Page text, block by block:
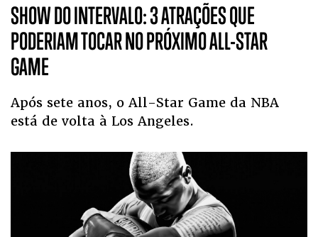
SHOW DO INTERVALO: 3 ATRAÇÕES QUE
PODERIAM TOCAR NO PRÓXIMO ALL-STAR
GAME
Após sete anos, o All-Star Game da NBA
está de volta à Los Angeles.